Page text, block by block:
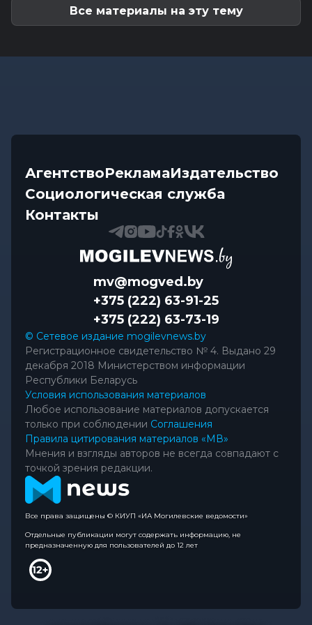
Все материалы на эту тему
АгентствоРекламаИздательство
Социологическая служба
Контакты
mv@mogved.by
+375 (222) 63-91-25
+375 (222) 63-73-19
© Сетевое издание mogilevnews.by
Регистрационное свидетельство № 4. Выдано 29
декабря 2018 Министерством информации
Республики Беларусь
Условия использования материалов
Любое использование материалов допускается
только при соблюдении Соглашения
Правила цитирования материалов «МВ»
Мнения и взгляды авторов не всегда совпадают с
точкой зрения редакции.
Все права защищены © КИУП «ИА Могилевские ведомости»
Отдельные публикации могут содержать информацию, не
предназначенную для пользователей до 12 лет